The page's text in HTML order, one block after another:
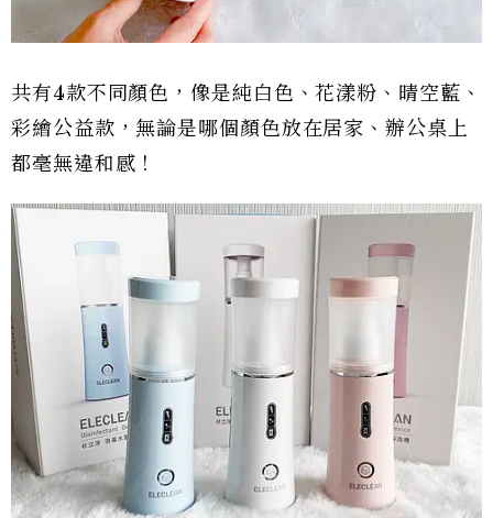
共有4款不同顏色，像是純白色、花漾粉、晴空藍、
彩繪公益款，無論是哪個顏色放在居家、辦公桌上
都毫無違和感！